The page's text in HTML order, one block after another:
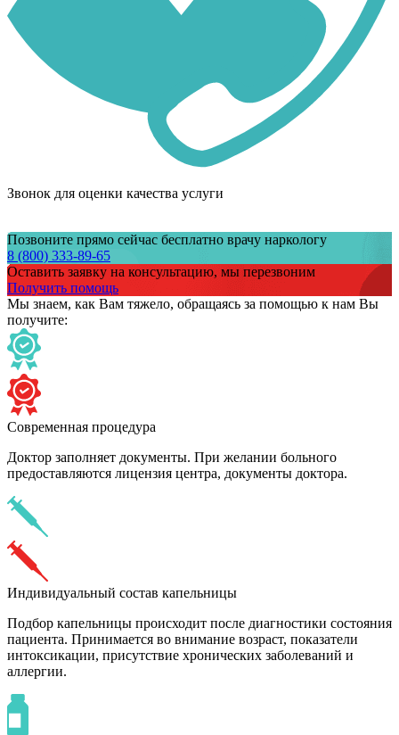
Звонок для оценки качества услуги
Позвоните прямо сейчас бесплатно врачу наркологу
8 (800) 333-89-65
Оставить заявку на консультацию, мы перезвоним
Получить помощь
Мы знаем, как Вам тяжело, обращаясь за помощью к нам Вы
получите:
Современная процедура
Доктор заполняет документы. При желании больного
предоставляются лицензия центра, документы доктора.
Индивидуальный состав капельницы
Подбор капельницы происходит после диагностики состояния
пациента. Принимается во внимание возраст, показатели
интоксикации, присутствие хронических заболеваний и
аллергии.